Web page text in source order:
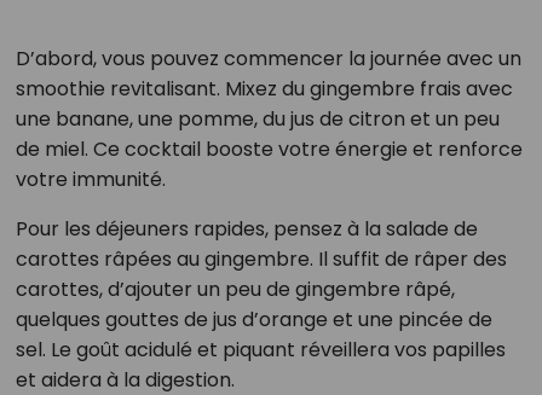
D’abord, vous pouvez commencer la journée avec un
smoothie revitalisant. Mixez du gingembre frais avec
une banane, une pomme, du jus de citron et un peu
de miel. Ce cocktail booste votre énergie et renforce
votre immunité.
Pour les déjeuners rapides, pensez à la salade de
carottes râpées au gingembre. Il suffit de râper des
carottes, d’ajouter un peu de gingembre râpé,
quelques gouttes de jus d’orange et une pincée de
sel. Le goût acidulé et piquant réveillera vos papilles
et aidera à la digestion.